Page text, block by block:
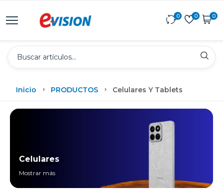
0 0 0
Inicio PRODUCTOS Celulares Y Tablets
Celulares
Mostrar más